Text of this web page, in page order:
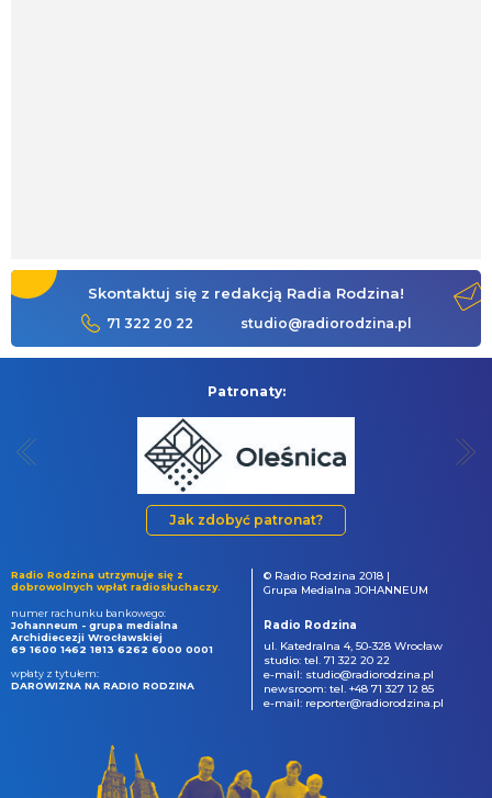
Skontaktuj się z redakcją Radia Rodzina!
71 322 20 22 studio@radiorodzina.pl
Patronaty:
Jak zdobyć patronat?
Radio Rodzina utrzymuje się z
dobrowolnych wpłat radiosłuchaczy.
numer rachunku bankowego:
Johanneum - grupa medialna
Archidiecezji Wrocławskiej
69 1600 1462 1813 6262 6000 0001
wpłaty z tytułem:
DAROWIZNA NA RADIO RODZINA
© Radio Rodzina 2018 |
Grupa Medialna JOHANNEUM
Radio Rodzina
ul. Katedralna 4, 50-328 Wrocław
studio: tel. 71 322 20 22
e-mail: studio@radiorodzina.pl
newsroom: tel. +48 71 327 12 85
e-mail: reporter@radiorodzina.pl